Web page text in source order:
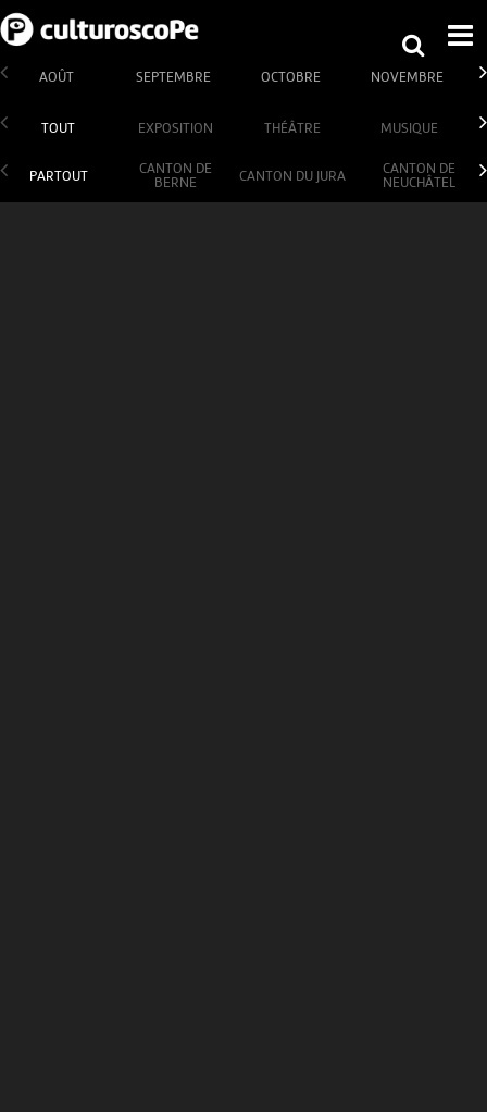
AOÛT SEPTEMBRE OCTOBRE NOVEMBRE
TOUT EXPOSITION THÉÂTRE MUSIQUE
PARTOUT
CANTON DE
BERNE
CANTON DU JURA
CANTON DE
NEUCHÂTEL